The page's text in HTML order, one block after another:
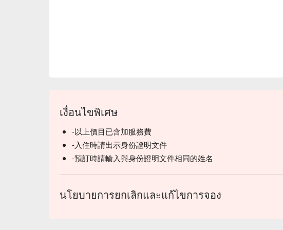
เงื่อนไขพิเศษ
-以上價目已含加服務費
-入住時請出示身份證明文件
-預訂時請輸入與身份證明文件相同的姓名
นโยบายการยกเลิกและแก้ไขการจอง